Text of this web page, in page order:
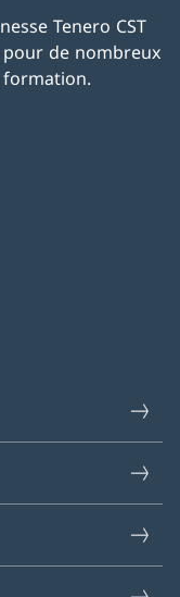
Tenero CST
de nombreux